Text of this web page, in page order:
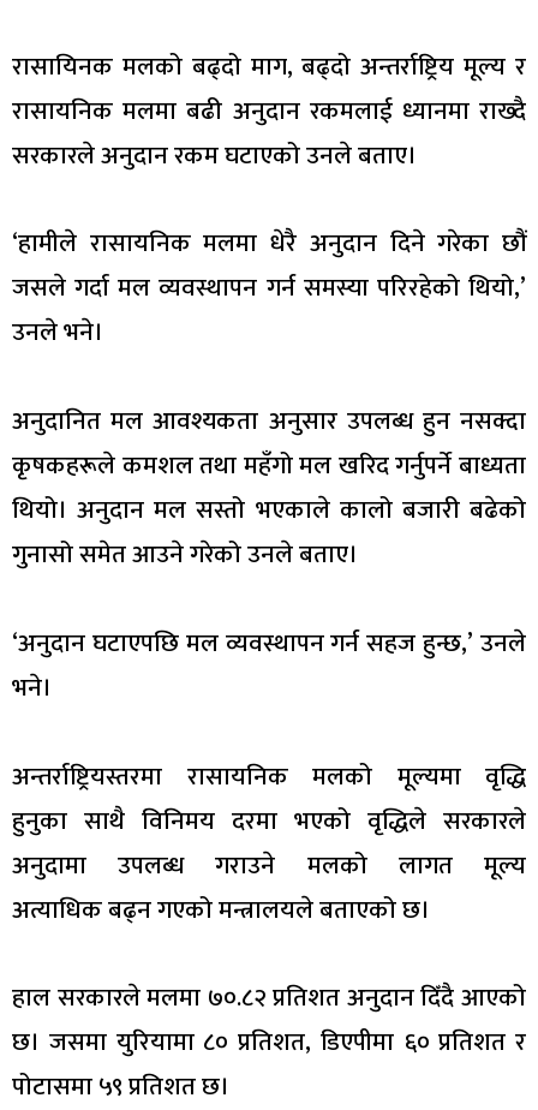
रासायिनक मलको बढ्दो माग, बढ्दो अन्तर्राष्ट्रिय मूल्य र
रासायनिक मलमा बढी अनुदान रकमलाई ध्यानमा राख्दै
सरकारले अनुदान रकम घटाएको उनले बताए।
‘हामीले रासायनिक मलमा धेरै अनुदान दिने गरेका छौं
जसले गर्दा मल व्यवस्थापन गर्न समस्या परिरहेको थियो,’
उनले भने।
अनुदानित मल आवश्यकता अनुसार उपलब्ध हुन नसक्दा
कृषकहरूले कमशल तथा महँगो मल खरिद गर्नुपर्ने बाध्यता
थियो। अनुदान मल सस्तो भएकाले कालो बजारी बढेको
गुनासो समेत आउने गरेको उनले बताए।
‘अनुदान घटाएपछि मल व्यवस्थापन गर्न सहज हुन्छ,’ उनले
भने।
अन्तर्राष्ट्रियस्तरमा रासायनिक मलको मूल्यमा वृद्धि
हुनुका साथै विनिमय दरमा भएको वृद्धिले सरकारले
अनुदामा उपलब्ध गराउने मलको लागत मूल्य
अत्याधिक बढ्न गएको मन्त्रालयले बताएको छ।
हाल सरकारले मलमा ७०.८२ प्रतिशत अनुदान दिँदै आएको
छ। जसमा युरियामा ८० प्रतिशत, डिएपीमा ६० प्रतिशत र
पोटासमा ५९ प्रतिशत छ।